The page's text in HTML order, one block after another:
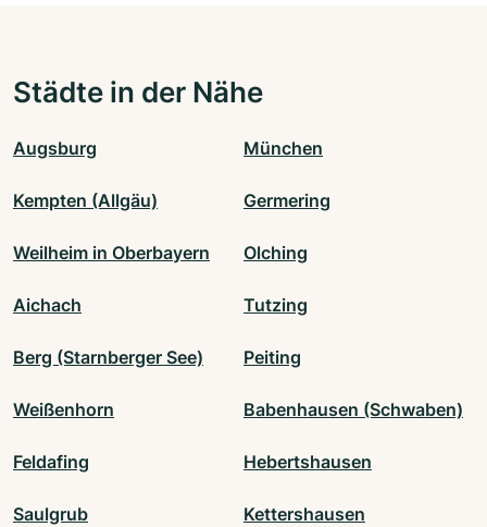
Städte in der Nähe
Augsburg München
Kempten (Allgäu) Germering
Weilheim in Oberbayern Olching
Aichach Tutzing
Berg (Starnberger See) Peiting
Weißenhorn Babenhausen (Schwaben)
Feldafing Hebertshausen
Saulgrub Kettershausen